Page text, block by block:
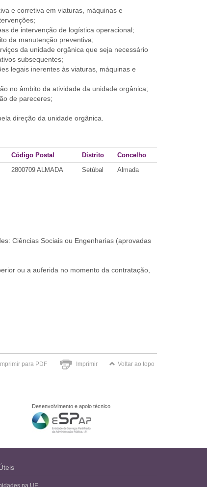
e corretiva em viaturas, máquinas e
de intervenção de logística operacional;
da manutenção preventiva;
da unidade orgânica que seja necessário
subsequentes;
legais inerentes às viaturas, máquinas e
no âmbito da atividade da unidade orgânica;
de pareceres;
direção da unidade orgânica.
Código Postal Distrito
Concelho
2800709 ALMADA Setúbal Almada
Ciências Sociais ou Engenharias (aprovadas
ou a auferida no momento da contratação,
Imprimir para PDF Imprimir Voltar ao topo
Desenvolvimento e apoio técnico
na UE